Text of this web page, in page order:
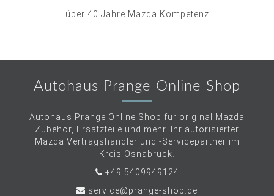
über 40 Jahre Mazda Kompetenz
Autohaus Prange Online Shop
Autohaus Prange Online Shop für original Mazda
Zubehör, Ersatzteile und mehr. Ihr autorisierter
Mazda Vertragshändler und -Servicepartner im
Kreis Osnabrück.
+49 5409949124
service@prange-shop.de